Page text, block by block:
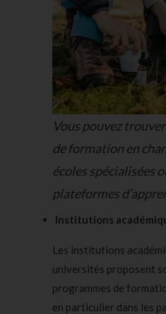
Vous pouvez
de formation en
écoles spécialisées
plateformes
Institutions
Les institutions
universités proposent
programmes de
en particulier dans les